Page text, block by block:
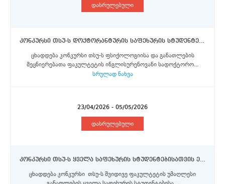
დასრულებული
კონკურსი თსუ-ს დოქტორანტურის საფეხურის სტუდენტებისთვის ბელგრადის უნივერსიტეტში 2025/2026 სასწავლო წლის გაზაფხულის სემესტრისათვის ერაზმუს+ პროგრამის მოკლევადიანი მობილობის სტიპენდიების მოსაპოვებლად
ცხადდება კონკურსი თსუ-ს ფსიქოლოგიისა და განათლების
მეცნიერებათა ფაკულტეტის ინგლისურენოვანი სადოქტორო...
სრულად ნახვა
23/04/2026 - 05/05/2026
დასრულებული
კონკურსი თსუ-ს ყველა საფეხურის სტუდენტებისათვის ერაზმუს+, ორმხრივი თანამშრომლობისა და DAAD-ს აღმოსავლეთ პარტნიორობის პროგრამების სტიპენდიების მოსაპოვებლად
ცხადდება კონკურსი თსუ-ს შვიდივე ფაკულტეტის უმაღლესი